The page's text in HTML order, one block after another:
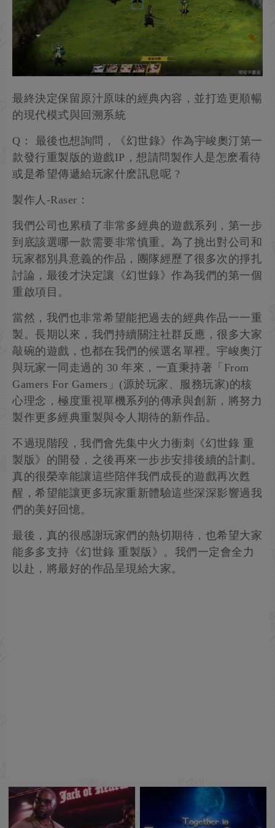
最終決定保留原汁原味的經典內容，並打造更順暢
的現代模式與回溯系統
Q： 最後也想詢問，《幻世錄》作為宇峻奧汀第一
款發行重製版的遊戲IP，想請問製作人是怎麽看待
或是希望傳遞給玩家什麽訊息呢 ?
製作人-Raser：
我們公司也累積了非常多經典的遊戲系列，第一步
到底該選哪一款需要非常慎重。為了挑出對公司和
玩家都別具意義的作品，團隊經歷了很多次的掙扎
討論，最後才決定讓《幻世錄》作為我們的第一個
重啟項目。
當然，我們也非常希望能把過去的經典作品一一重
製。長期以來，我們持續關注社群反應，很多大家
敲碗的遊戲，也都在我們的候選名單裡。宇峻奧汀
與玩家一同走過的 30 年來，一直秉持著「From
Gamers For Gamers」(源於玩家、服務玩家)的核
心理念，極度重視單機系列的傳承與創新，將努力
製作更多經典重製與令人期待的新作品。
不過現階段，我們會先集中火力衝刺《幻世錄 重
製版》的開發，之後再來一步步安排後續的計劃。
真的很榮幸能讓這些陪伴我們成長的遊戲再次甦
醒，希望能讓更多玩家重新體驗這些深深影響過我
們的美好回憶。
最後，真的很感謝玩家們的熱切期待，也希望大家
能多多支持《幻世錄 重製版》。我們一定會全力
以赴，將最好的作品呈現給大家。